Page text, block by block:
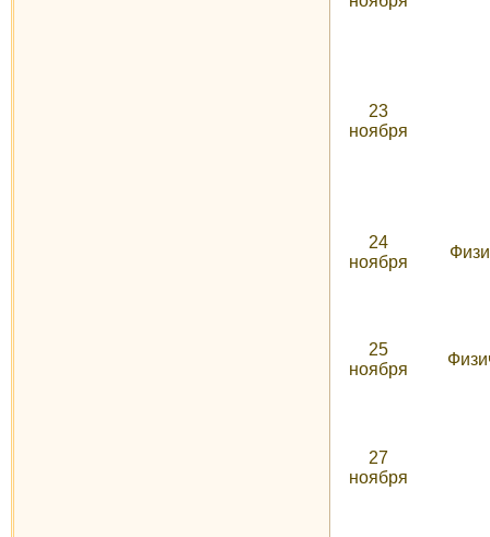
23
ноября
24
ноября
25
ноября
27
ноября